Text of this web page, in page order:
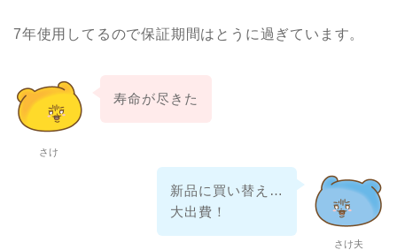
7年使用してるので保証期間はとうに過ぎています。
さけ
寿命が尽きた
さけ夫
新品に買い替え…
大出費！